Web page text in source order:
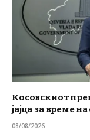
Косовскиот
јајца за време
08/08/2026